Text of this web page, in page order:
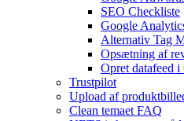
SEO Checkliste
Google
Alternativ Tag
Opsætning af
Opret datafeed
Trustpilot
Upload af
Clean temaet FAQ